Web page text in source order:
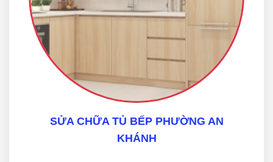
SỬA CHỮA TỦ BẾP PHƯỜNG AN
KHÁNH